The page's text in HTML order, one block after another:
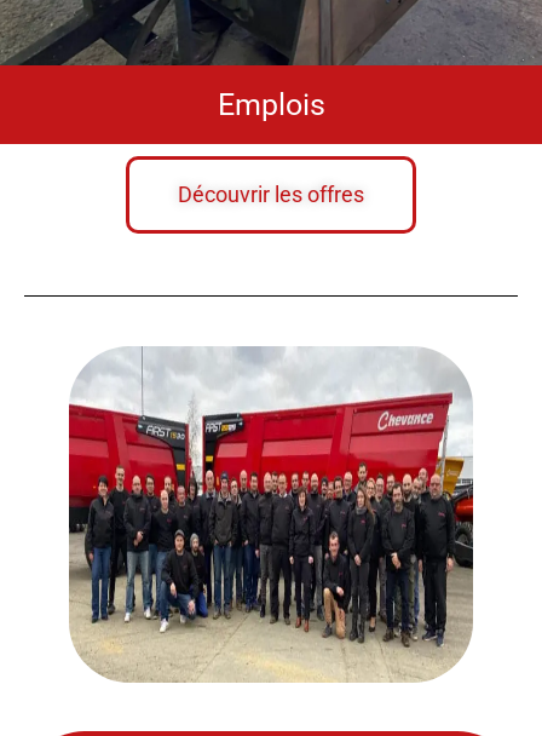
Emplois
Découvrir les offres